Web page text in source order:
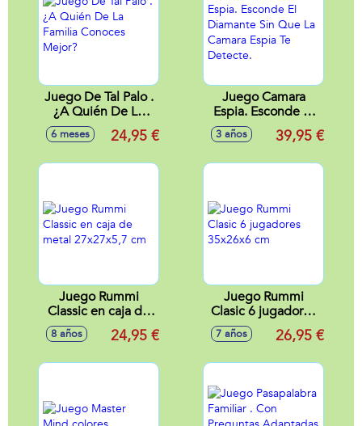
Juego De Tal Palo .
¿A Quién De La
Familia Conoces
Mejor?
6 meses 24,95 €
Juego Camara
Espia. Esconde El
Diamante Sin Que
La Camara Espia Te
3 años 39,95 €
Juego Rummi
Classic en caja de
metal 27x27x5,7
8 años 24,95 €
Juego Rummi
Clasic 6 jugadores
35x26x6 cm
7 años 26,95 €